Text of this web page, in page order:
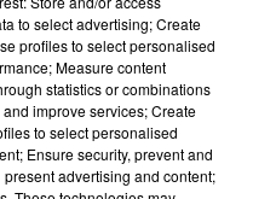
to select advertising; Create
profiles to select personalised
Measure content
statistics or combinations
improve services; Create
to select personalised
Ensure security, prevent and
advertising and content;